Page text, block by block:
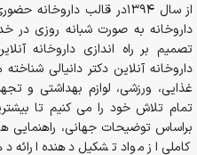
تصمیم بر راه اندازی داروخانه
داروخانه آنلاین دکتر دانیالی
غذایی، ورزشی، لوازم بهداشتی و
تمام تلاش خود را می کنیم تا
براساس توضیحات جهانی، راهنمایی
کاملی از مواد تشکیل دهنده